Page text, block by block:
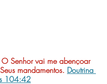
O Senhor vai me abençoar
mandamentos. Doutrina
104:42